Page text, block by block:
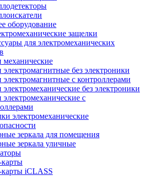
оборудование
защелки
для электромеханических
механические
электромагнитные без электроники
электромагнитные с контроллерами
электромеханические без электроники
электромеханические с
электромеханические
зеркала для помещения
зеркала уличные
карты
карты iCLASS